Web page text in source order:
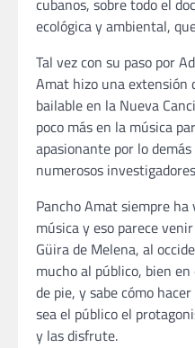
cubanos, sobre todo el
ecológica y ambiental,
Tal vez con su paso por
Amat hizo una extensión
bailable en la Nueva
poco más en la música
apasionante por lo
numerosos
Pancho Amat siempre
música y eso parece
Güira de Melena, al
mucho al público, bien
de pie, y sabe cómo
sea el público el
y las disfrute.